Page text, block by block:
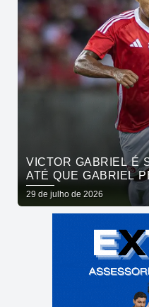
VICTOR GABRIEL É
ATÉ QUE GABRIEL
29 de julho de 2026